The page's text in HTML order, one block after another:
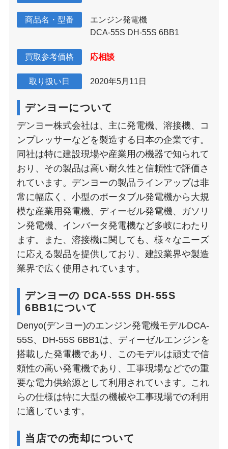
商品名・型番
エンジン発電機
DCA-55S DH-55S 6BB1
買取参考価格 応相談
取り扱い日 2020年5月11日
デンヨーについて
デンヨー株式会社は、主に発電機、溶接機、コ
ンプレッサーなどを製造する日本の企業です。
同社は特に建設現場や産業用の機器で知られて
おり、その製品は高い耐久性と信頼性で評価さ
れています。デンヨーの製品ラインアップは非
常に幅広く、小型のポータブル発電機から大規
模な産業用発電機、ディーゼル発電機、ガソリ
ン発電機、インバータ発電機など多岐にわたり
ます。また、溶接機に関しても、様々なニーズ
に応える製品を提供しており、建設業界や製造
業界で広く使用されています。
デンヨーの DCA-55S DH-55S
6BB1について
Denyo(デンヨー)のエンジン発電機モデルDCA-
55S、DH-55S 6BB1は、ディーゼルエンジンを
搭載した発電機であり、このモデルは頑丈で信
頼性の高い発電機であり、工事現場などでの重
要な電力供給源として利用されています。これ
らの仕様は特に大型の機械や工事現場での利用
に適しています。
当店での売却について